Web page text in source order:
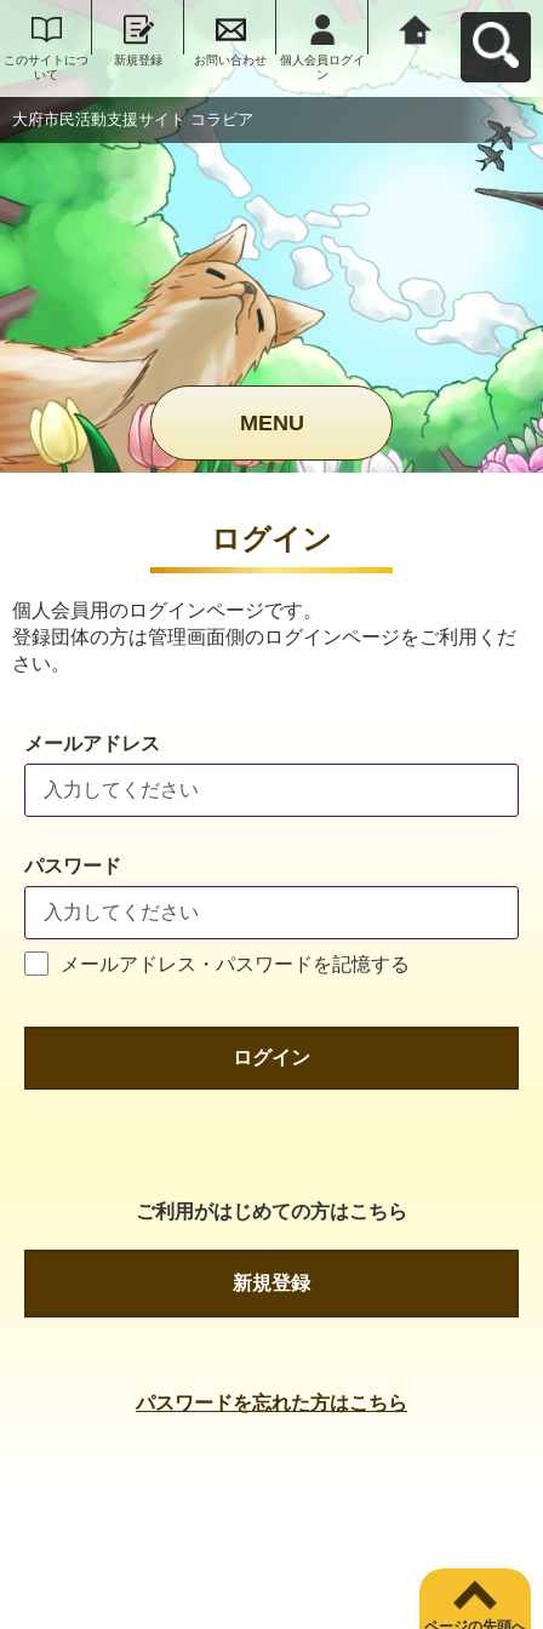
このサイトにつ
いて
新規登録 お問い合わせ
個人会員ログイ
ン
大府市民活動支
援サイト コラビ
アへ戻る
大府市民活動支援サイト コラビア
MENU
ログイン
個人会員用のログインページです。
登録団体の方は管理画面側のログインページをご利用くだ
さい。
メールアドレス
パスワード
メールアドレス・パスワードを記憶する
ログイン
ご利用がはじめての方はこちら
新規登録
パスワードを忘れた方はこちら